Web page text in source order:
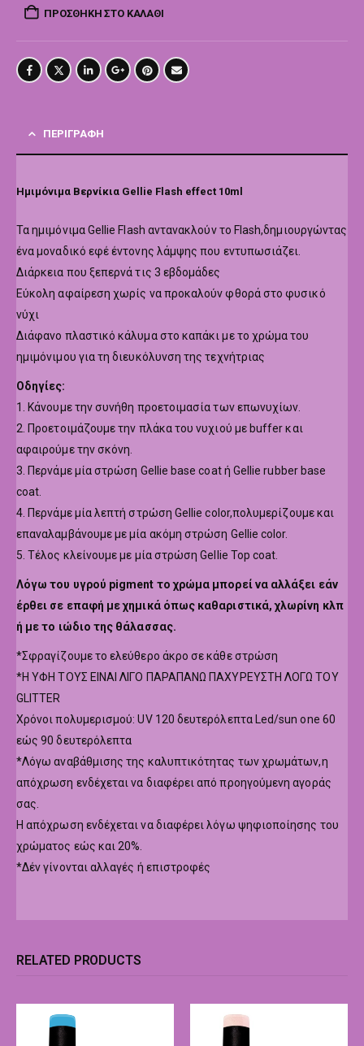
ΠΡΟΣΘΉΚΗ ΣΤΟ ΚΑΛΆΘΙ
ΠΕΡΙΓΡΑΦΉ
Ημιμόνιμα Βερνίκια Gellie Flash effect 10ml
Τα ημιμόνιμα Gellie Flash αντανακλούν το Flash,δημιουργώντας
ένα μοναδικό εφέ έντονης λάμψης που εντυπωσιάζει.
Διάρκεια που ξεπερνά τις 3 εβδομάδες
Εύκολη αφαίρεση χωρίς να προκαλούν φθορά στο φυσικό
νύχι
Διάφανο πλαστικό κάλυμα στο καπάκι με το χρώμα του
ημιμόνιμου για τη διευκόλυνση της τεχνήτριας
Οδηγίες:
1. Κάνουμε την συνήθη προετοιμασία των επωνυχίων.
2. Προετοιμάζουμε την πλάκα του νυχιού με buffer και
αφαιρούμε την σκόνη.
3. Περνάμε μία στρώση Gellie base coat ή Gellie rubber base
coat.
4. Περνάμε μία λεπτή στρώση Gellie color,πολυμερίζουμε και
επαναλαμβάνουμε με μία ακόμη στρώση Gellie color.
5. Τέλος κλείνουμε με μία στρώση Gellie Top coat.
Λόγω του υγρού pigment το χρώμα μπορεί να αλλάξει εάν
έρθει σε επαφή με χημικά όπως καθαριστικά, χλωρίνη κλπ
ή με το ιώδιο της θάλασσας.
*Σφραγίζουμε το ελεύθερο άκρο σε κάθε στρώση
*Η ΥΦΗ ΤΟΥΣ ΕΙΝΑΙ ΛΙΓΟ ΠΑΡΑΠΑΝΩ ΠΑΧΥΡΕΥΣΤΗ ΛΟΓΩ ΤΟΥ
GLITTER
Χρόνοι πολυμερισμού: UV 120 δευτερόλεπτα Led/sun one 60
εώς 90 δευτερόλεπτα
*Λόγω αναβάθμισης της καλυπτικότητας των χρωμάτων,η
απόχρωση ενδέχεται να διαφέρει από προηγούμενη αγοράς
σας.
Η απόχρωση ενδέχεται να διαφέρει λόγω ψηφιοποίησης του
χρώματος εώς και 20%.
*Δέν γίνονται αλλαγές ή επιστροφές
RELATED PRODUCTS